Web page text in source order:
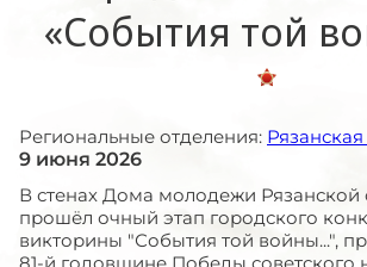
«События той
Региональные отделения:
9 июня 2026
В стенах Дома молодежи Рязанской
прошёл очный этап городского
викторины "События той войны...",